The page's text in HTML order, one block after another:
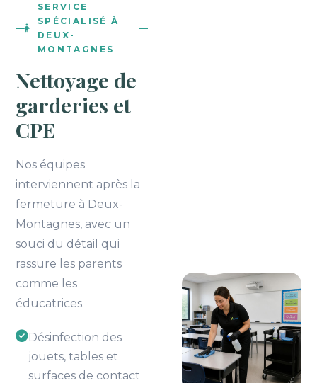
SERVICE
SPÉCIALISÉ À
DEUX-
MONTAGNES
Nettoyage de
garderies et
CPE
Nos équipes
interviennent après la
fermeture à Deux-
Montagnes, avec un
souci du détail qui
rassure les parents
comme les
éducatrices.
Désinfection des
jouets, tables et
surfaces de contact